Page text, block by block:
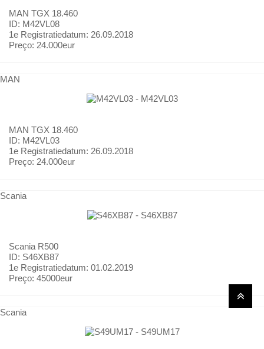
MAN TGX 18.460
ID: M42VL08
1e Registratiedatum: 26.09.2018
Preço: 24.000eur
MAN
MAN TGX 18.460
ID: M42VL03
1e Registratiedatum: 26.09.2018
Preço: 24.000eur
Scania
Scania R500
ID: S46XB87
1e Registratiedatum: 01.02.2019
Preço: 45000eur
Scania